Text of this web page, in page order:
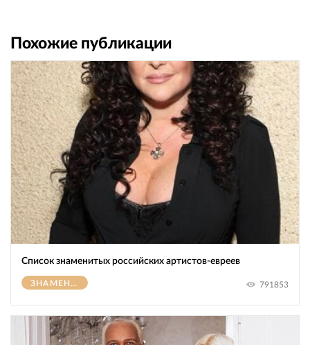
Похожие публикации
Список знаменитых российских артистов-евреев
ЗНАМЕНИТОСТИ 791853